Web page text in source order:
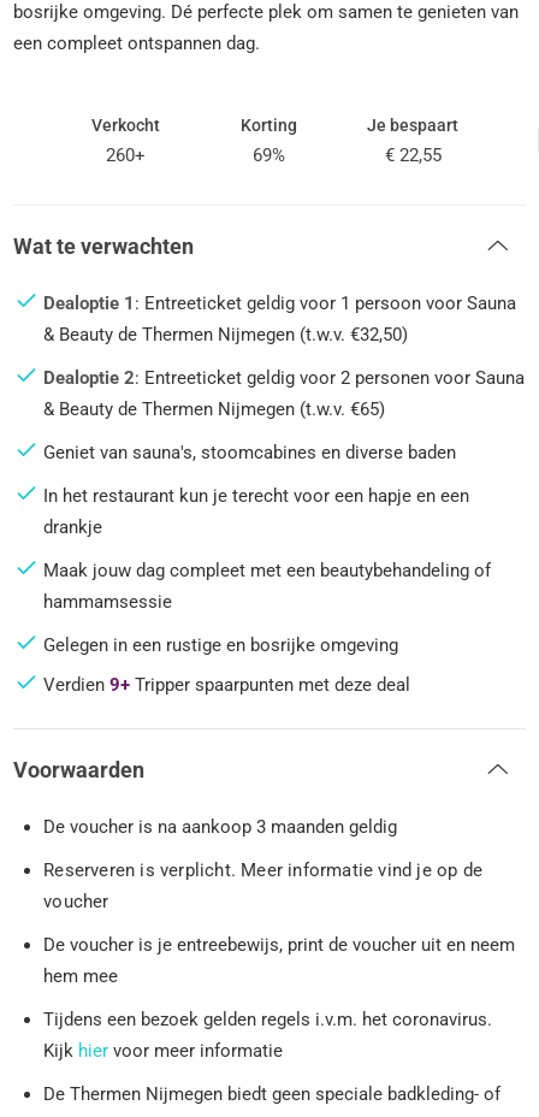
bosrijke omgeving. Dé perfecte plek om samen te genieten van
een compleet ontspannen dag.
Verkocht
260+
Korting
69%
Je bespaart
€ 22,55
Wat te verwachten
Dealoptie 1 : Entreeticket geldig voor 1 persoon voor Sauna
& Beauty de Thermen Nijmegen (t.w.v. €32,50)
Dealoptie 2: Entreeticket geldig voor 2 personen voor Sauna
& Beauty de Thermen Nijmegen (t.w.v. €65)
Geniet van sauna's, stoomcabines en diverse baden
In het restaurant kun je terecht voor een hapje en een
drankje
Maak jouw dag compleet met een beautybehandeling of
hammamsessie
Gelegen in een rustige en bosrijke omgeving
Verdien9+ Tripper spaarpunten met deze deal
Voorwaarden
De voucher is na aankoop 3 maanden geldig
Reserveren is verplicht. Meer informatie vind je op de
voucher
De voucher is je entreebewijs, print de voucher uit en neem
hem mee
Tijdens een bezoek gelden regels i.v.m. het coronavirus.
Kijk hier voor meer informatie
De Thermen Nijmegen biedt geen speciale badkleding- of